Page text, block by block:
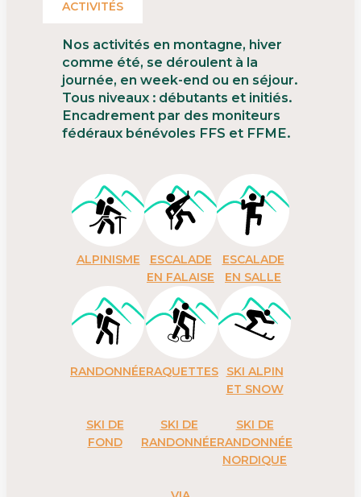
ACTIVITÉS
Nos activités en montagne, hiver
comme été, se déroulent à la
journée, en week-end ou en séjour.
Tous niveaux : débutants et initiés.
Encadrement par des moniteurs
fédéraux bénévoles FFS et FFME.
ALPINISME
ESCALADE
EN FALAISE
ESCALADE
EN SALLE
RANDONNÉERAQUETTES
SKI ALPIN
ET SNOW
SKI DE
FOND
SKI DE
RANDONNÉE
SKI DE
RANDONNÉE
NORDIQUE